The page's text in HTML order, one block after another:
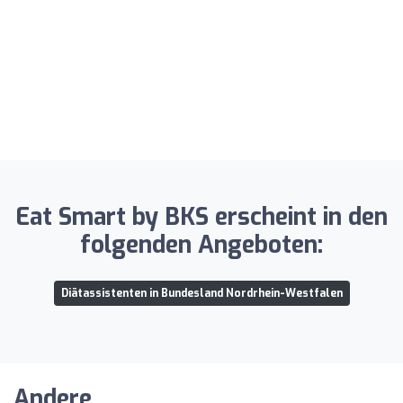
Eat Smart by BKS erscheint in den
folgenden Angeboten:
Diätassistenten in Bundesland Nordrhein-Westfalen